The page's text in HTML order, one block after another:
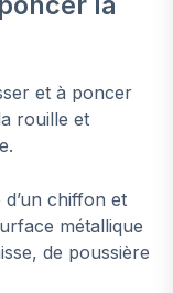
et à poncer
rouille et
d’un chiffon et
métallique
de poussière